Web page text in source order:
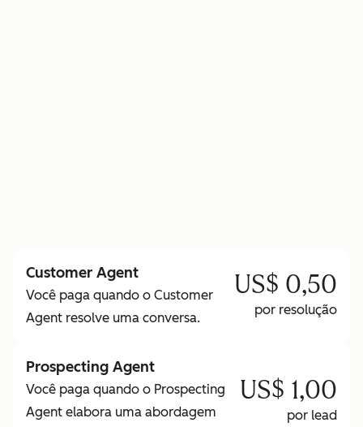
Customer Agent
Você paga quando o Customer
Agent resolve uma conversa.
US$ 0,50
por resolução
Prospecting Agent
Você paga quando o Prospecting
Agent elabora uma abordagem
US$ 1,00
por lead